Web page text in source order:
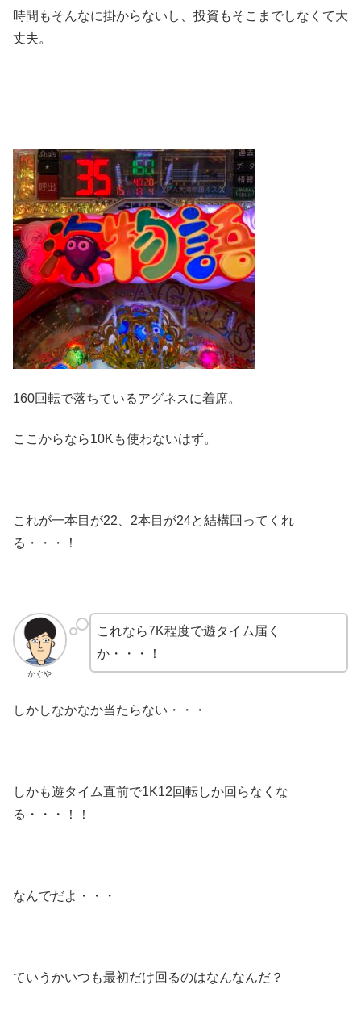
時間もそんなに掛からないし、投資もそこまでしなくて大
丈夫。
160回転で落ちているアグネスに着席。
ここからなら10Kも使わないはず。
これが一本目が22、2本目が24と結構回ってくれ
る・・・！
かぐや
これなら7K程度で遊タイム届く
か・・・！
しかしなかなか当たらない・・・
しかも遊タイム直前で1K12回転しか回らなくな
る・・・！！
なんでだよ・・・
ていうかいつも最初だけ回るのはなんなんだ？